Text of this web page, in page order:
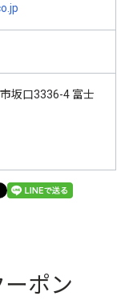
坂口3336-4 富士
ポン